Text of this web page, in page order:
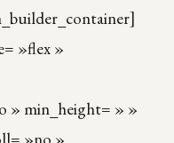
»flex »
» min_height= » »